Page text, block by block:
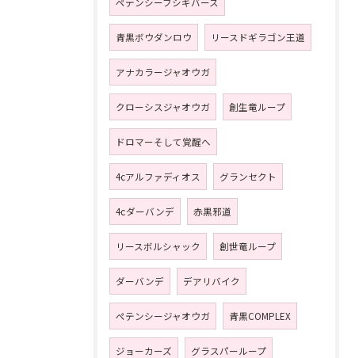
青黒ボウダンロウ リースドギラゴン王道
アナカラージャオウガ
クローシスジャオウガ 創生竜ループ
ドロマーそして覚醒へ
4cアルファディオス グランセクト
4ⅽダーバンデ 赤黒邪道
リースボルシャック 創世竜ループ
ダーバンデ デアリバイク
ペテンシージャオウガ 青黒COMPLEX
ジョーカーズ グラスパーループ